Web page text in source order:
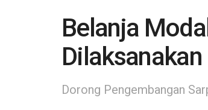
Belanja
Dilaksanakan
Dorong Pengembangan